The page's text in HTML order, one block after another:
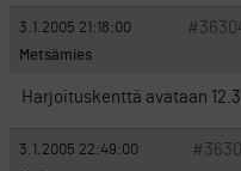
3.1.2005 21:18:00
Metsämies
Harjoituskenttä avataan
3.1.2005 22:49:00